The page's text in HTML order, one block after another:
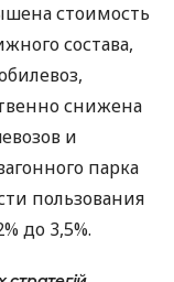
стоимость
состава,
снижена
и
парка
пользования
до 3,5%.